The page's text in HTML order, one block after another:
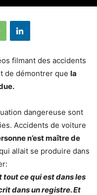
filmant des accidents
de démontrer que la
dangereuse sont
Accidents de voiture
n’est maître de
allait se produire dans
tout ce qui est dans les
dans un registre. Et